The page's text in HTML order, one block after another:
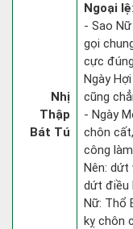
Nhị
Thập
Bát Tú
Ngoại lệ:
- Sao
gọi
cực
Ngày
cũng
- Ngày
chôn
công
Nên: dứt
dứt điều
Nữ: Thổ
kỵ chôn